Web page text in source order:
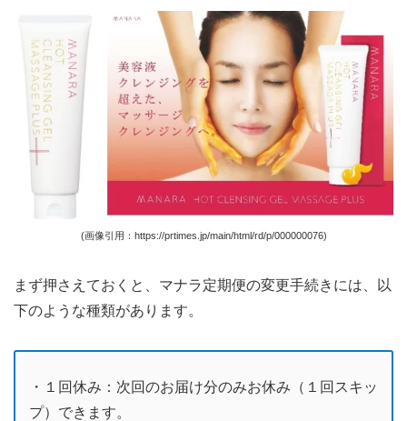
(画像引用：https://prtimes.jp/main/html/rd/p/000000076)
まず押さえておくと、マナラ定期便の変更手続きには、以
下のような種類があります。
・１回休み：次回のお届け分のみお休み（１回スキッ
プ）できます。